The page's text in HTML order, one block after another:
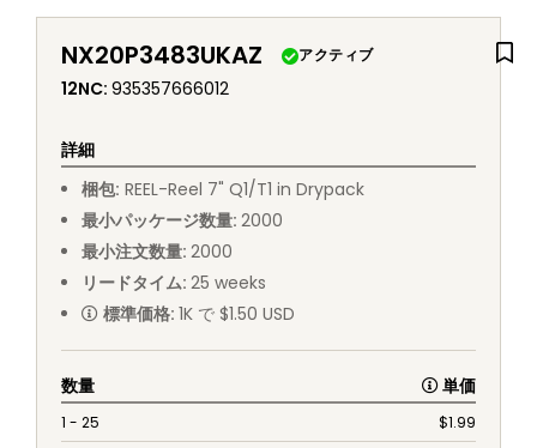
NX20P3483UKAZ アクティブ
12NC: 935357666012
詳細
梱包: REEL-Reel 7" Q1/T1 in Drypack
最小パッケージ数量: 2000
最小注文数量: 2000
リードタイム: 25 weeks
標準価格: 1K で $1.50 USD
数量 単価
1 - 25 $1.99